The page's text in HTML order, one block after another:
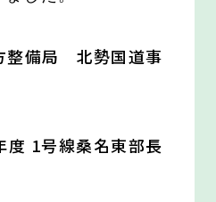
備局 北勢国道事
1号線桑名東部長